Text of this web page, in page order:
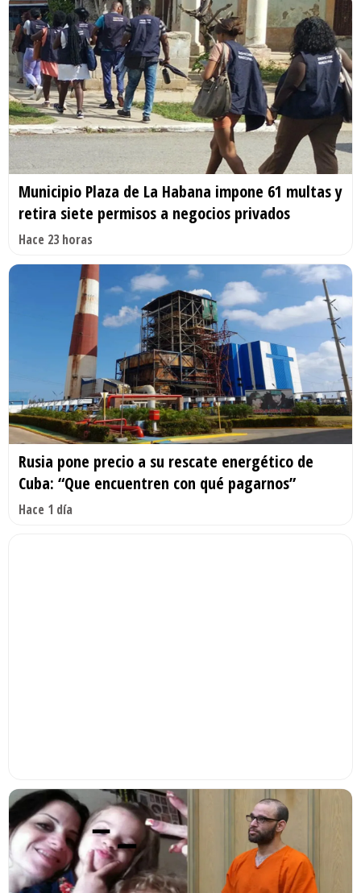
Municipio Plaza de La Habana impone 61 multas y
retira siete permisos a negocios privados
Hace 23 horas
Rusia pone precio a su rescate energético de
Cuba: “Que encuentren con qué pagarnos”
Hace 1 día